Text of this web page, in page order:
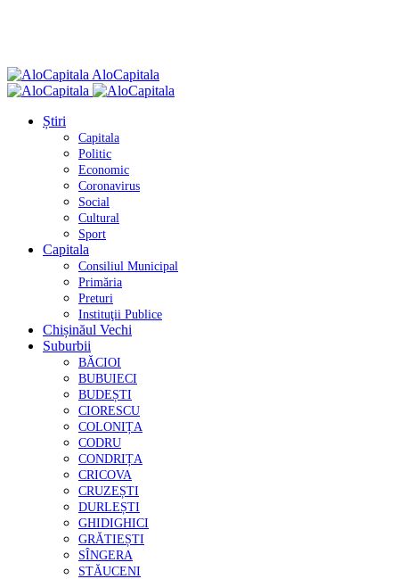
AloCapitala
Știri
Capitala
Politic
Economic
Coronavirus
Social
Cultural
Sport
Capitala
Consiliul Municipal
Primăria
Preturi
Instituţii Publice
Chișinăul Vechi
Suburbii
BĂCIOI
BUBUIECI
BUDEȘTI
CIORESCU
COLONIȚA
CODRU
CONDRIȚA
CRICOVA
CRUZEȘTI
DURLEȘTI
GHIDIGHICI
GRĂTIEȘTI
SÎNGERA
STĂUCENI